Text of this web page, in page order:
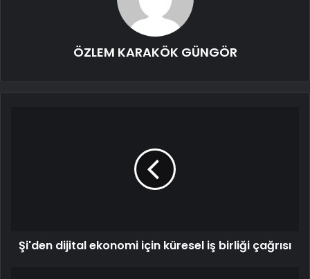
ÖZLEM KARAKÖK GÜNGÖR
Şi'den dijital ekonomi için küresel iş birliği çağrısı